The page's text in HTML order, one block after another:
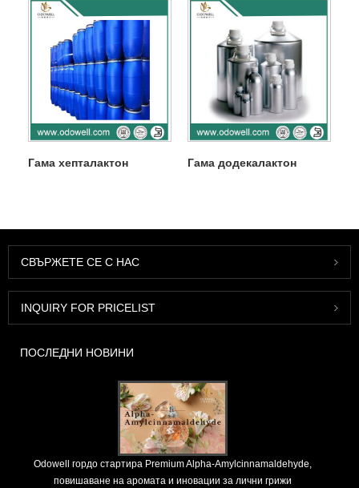
Гама хепталактон Гама додекалактон
СВЪРЖЕТЕ СЕ С НАС
INQUIRY FOR PRICELIST
ПОСЛЕДНИ НОВИНИ
Odowell гордо стартира Premium Alpha-Amylcinnamaldehyde,
повишаване на аромата и иновации за лични грижи